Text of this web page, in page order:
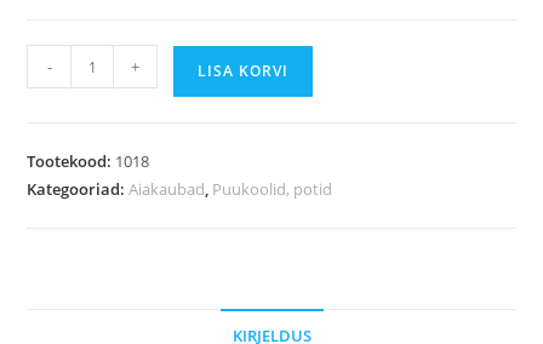
- + LISA KORVI
Tootekood: 1018
Kategooriad:Aiakaubad, Puukoolid, potid
KIRJELDUS